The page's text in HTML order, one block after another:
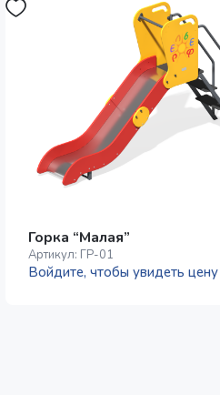
Горка “Малая”
Артикул: ГР-01
Войдите, чтобы увидеть цену